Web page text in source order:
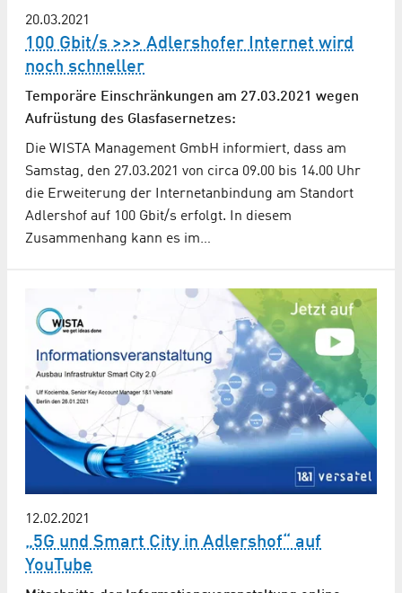
20.03.2021
100 Gbit/s >>> Adlershofer Internet wird
noch schneller
Temporäre Einschränkungen am 27.03.2021 wegen
Aufrüstung des Glasfasernetzes:
Die WISTA Management GmbH informiert, dass am
Samstag, den 27.03.2021 von circa 09.00 bis 14.00 Uhr
die Erweiterung der Internetanbindung am Standort
Adlershof auf 100 Gbit/s erfolgt. In diesem
Zusammenhang kann es im…
12.02.2021
„5G und Smart City in Adlershof“ auf
YouTube